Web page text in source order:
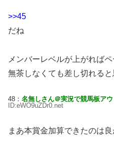
>>45
だね
メンバーレベルが上がれば
無茶しなくても差し切れると
48： 名無しさん＠実況で競馬板アウ
ID:eWO9uZDr0.net
まあ本賞金加算できたのは